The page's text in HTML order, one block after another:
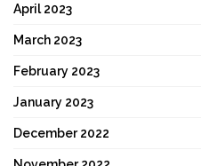
April 2023
March 2023
February 2023
January 2023
December 2022